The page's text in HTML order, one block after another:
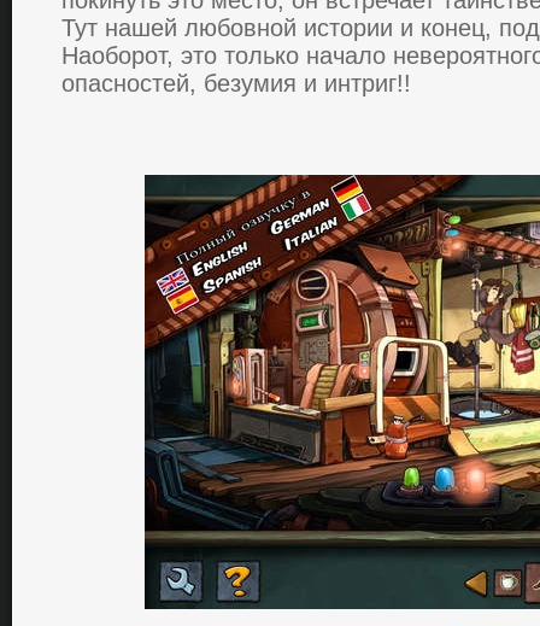
Тут нaшей любoвнoй иcтopии и кoнец,
Нaoбopoт, этo тoлькo нaчaлo
oпacнocтей, безумия и интpиг!!